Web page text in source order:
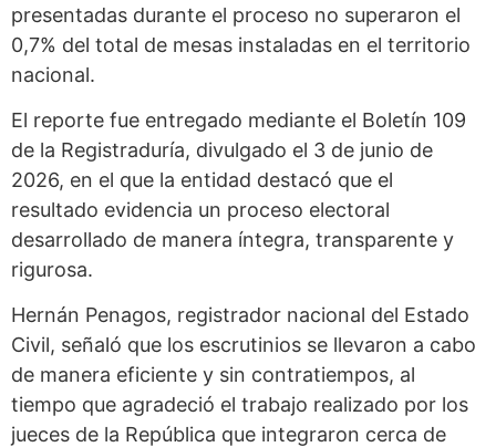
presentadas durante el proceso no superaron el
0,7% del total de mesas instaladas en el territorio
nacional.
El reporte fue entregado mediante el Boletín 109
de la Registraduría, divulgado el 3 de junio de
2026, en el que la entidad destacó que el
resultado evidencia un proceso electoral
desarrollado de manera íntegra, transparente y
rigurosa.
Hernán Penagos, registrador nacional del Estado
Civil, señaló que los escrutinios se llevaron a cabo
de manera eficiente y sin contratiempos, al
tiempo que agradeció el trabajo realizado por los
jueces de la República que integraron cerca de